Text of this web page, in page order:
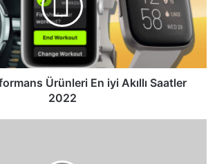
Ürünleri En iyi Akıllı Saatler
2022